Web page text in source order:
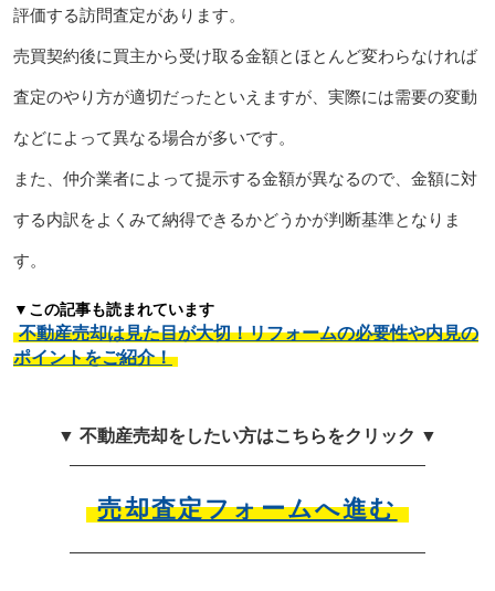
評価する訪問査定があります。
売買契約後に買主から受け取る金額とほとんど変わらなければ
査定のやり方が適切だったといえますが、実際には需要の変動
などによって異なる場合が多いです。
また、仲介業者によって提示する金額が異なるので、金額に対
する内訳をよくみて納得できるかどうかが判断基準となりま
す。
▼この記事も読まれています
不動産売却は見た目が大切！リフォームの必要性や内見の
ポイントをご紹介！
▼ 不動産売却をしたい方はこちらをクリック ▼
売却査定フォームへ進む